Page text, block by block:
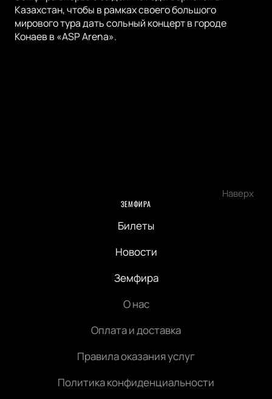
Казахстан, чтобы в рамках своего большого
мирового тура дать сольный концерт в городе
Конаев в «ASP Arena».
Наверх
ЗЕМФИРА
Билеты
Новости
Земфира
О нас
Оплата и доставка
Правила оказания услуг
Политика конфиденциальности